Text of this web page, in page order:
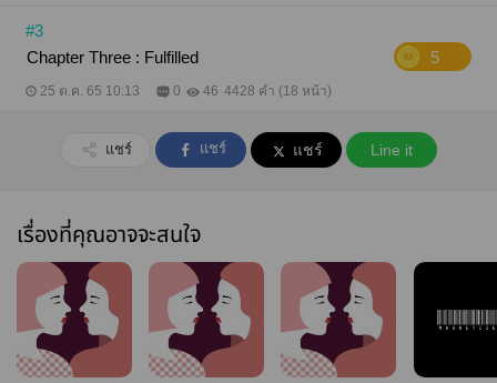
#3
Chapter Three : Fulfilled
5
25 ต.ค. 65 10:13 0 46 4428 คำ (18 หน้า)
แชร์ แชร์ แชร์ Line it
เรื่องที่คุณอาจจะสนใจ